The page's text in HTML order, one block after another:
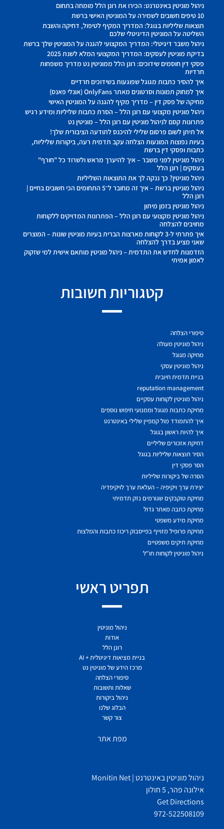
ניהול מוניטין באינטרנט: הכירו את רונן הלל מומחה בתחום
10 טיפים חשובים לשמירה על המוניטין האישי ברשת
תוצאות שליליות בגוגל: המדריך המקיף לטיפול, דחיקה והשבת
השליטה על המוניטין הדיגיטלי שלכם
ניהול משבר דיגיטלי: המדריך המקצועי להגנה על המוניטין שלך ברשת
בדיקת מוניטין לעסקים: המדריך המקצועי המלא לשנת 2025
פסקי דין חוסמים שידוכים: רונן הלל ממוניטין נט מדריך משפחות
חרדיות
איך להסיר כתבות מגוגל שפוגעות בשידוכים חרדיים
איך למחוק תמונות וסרטונים מאתר OnlyFans (אונלי פאנס)
מחיקה של פסק דין – מדריך מקיף להגנה על המוניטין האישי
ניהול מוניטין מקצועי עם רונן הלל – הסרת כתבות שליליות ומידע רגיש
פתרונות קסם לניהול מוניטין עם רונן הלל – מוניטין נט
אל תיתן לשום פרסום שלילי להיכנס לתודעה הציבורית שלך!
בעיות נפוצות המונעות הצלחה עקב תדמית רעה, ביקורות שליליות,
כתבות ופסקי דין ברשת
ניהול מוניטין לפני משבר – איך להיערך מראש ולשרוד כל "חורף"
בעסקים | רונן הלל
ניהול מוניטין? כך ננקה לך את התוצאות השליליות
ניהול מוניטין ברשת – איך זה מחובר ל־5 התחומים הכי חשובים בחיים |
רונן הלל
ניהול מוניטין בזמן מיתון
ניהול מוניטין מקצועי עם רונן הלל – הפתרונות המדויקים ללקוחות
מחויבים להצלחה
איך פתרתי ל-3 לקוחות מארצות הברית בעיות מוניטין שונות – המוצרים
שאני מציע בדרך להצלחה
הזדמנות לחדש את התדמית – ניהול מוניטין מותאם אישית למי שזקוק
לאמון אמיתי
קטגוריות חשובות
סיפורי הצלחה
ניהול מוניטין מעולה
מחיקה מגוגל
ניהול מוניטין עסקי
בניית תדמית חיובית
reputation management
ניהול מוניטין לקוחות עסקיים
מחיקת כתבות מגוגל וממנועי חיפוש נוספים
איך להתמודד מול קמפיין שלילי באינטרנט
איך להיות ראשון בגוגל
דחיקת אזכורים שליליים
הסיר תוצאות שליליות בגוגל
הסר פסקי דין
הסרה של ביקורות שליליות
יצירת ערך ויקיפיה – העלאת ערך לויקיפדיה
מחיקת טוקבקים שגורמים נזק תדמיתי
מחיקת כתבה מאתר גדול
מחיקת מידע משפטי
מחיקת פרופיל מזוייף בפייסבוק ריכוז כתבות והמלצות
מחיקת תיקים משפטיים
ניהול מוניטין לקוחות חו"ל
תפריט ראשי
ניהול מוניטין
אודות
רונן הלל
בניית מציאות דיגיטלית + AI
מרכז הידע של מוניטין נט
סיפורי הצלחה
שאלות ותשובות
ניהול ביקורות
הבלוג שלנו
צור קשר
מפת אתר
ניהול מוניטין באינטרנט | Monitin Net
אילונה פהר, 5 חולון
Get Directions
972-522508109